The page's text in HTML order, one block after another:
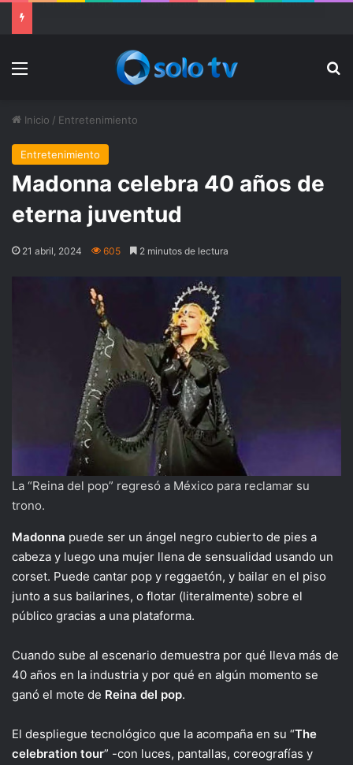
Menu
Inicio / Entretenimiento
Entretenimiento
Madonna celebra 40 años de
eterna juventud
21 abril, 2024 605 2 minutos de lectura
La “Reina del pop” regresó a México para reclamar su
trono.
Madonna puede ser un ángel negro cubierto de pies a
cabeza y luego una mujer llena de sensualidad usando un
corset. Puede cantar pop y reggaetón, y bailar en el piso
junto a sus bailarines, o flotar (literalmente) sobre el
público gracias a una plataforma.
Cuando sube al escenario demuestra por qué lleva más de
40 años en la industria y por qué en algún momento se
ganó el mote de Reina del pop.
El despliegue tecnológico que la acompaña en su “The
celebration tour” -con luces, pantallas, coreografías y